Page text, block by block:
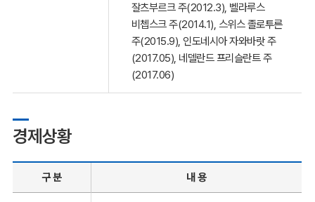
잘츠부르크 주(2012.3), 벨라루스
비쳅스크 주(2014.1), 스위스 졸로투른
주(2015.9), 인도네시아 자와바랏 주
(2017.05), 네델란드 프리슬란트 주
(2017.06)
경제상황
구 분 내 용